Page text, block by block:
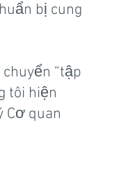
bị cung
“tập
tôi hiện
Cơ quan